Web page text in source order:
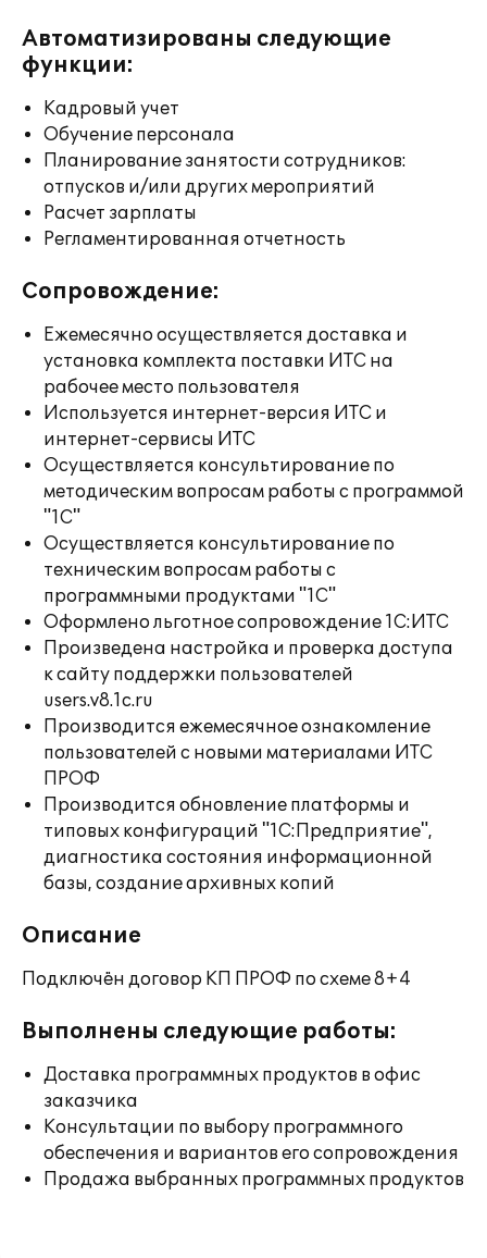
Автоматизированы следующие
функции:
Кадровый учет
Обучение персонала
Планирование занятости сотрудников:
отпусков и/или других мероприятий
Расчет зарплаты
Регламентированная отчетность
Сопровождение:
Ежемесячно осуществляется доставка и
установка комплекта поставки ИТС на
рабочее место пользователя
Используется интернет-версия ИТС и
интернет-сервисы ИТС
Осуществляется консультирование по
методическим вопросам работы с программой
"1С"
Осуществляется консультирование по
техническим вопросам работы с
программными продуктами "1С"
Оформлено льготное сопровождение 1С:ИТС
Произведена настройка и проверка доступа
к сайту поддержки пользователей
users.v8.1c.ru
Производится ежемесячное ознакомление
пользователей с новыми материалами ИТС
ПРОФ
Производится обновление платформы и
типовых конфигураций "1С:Предприятие",
диагностика состояния информационной
базы, создание архивных копий
Описание
Подключён договор КП ПРОФ по схеме 8+4
Выполнены следующие работы:
Доставка программных продуктов в офис
заказчика
Консультации по выбору программного
обеспечения и вариантов его сопровождения
Продажа выбранных программных продуктов